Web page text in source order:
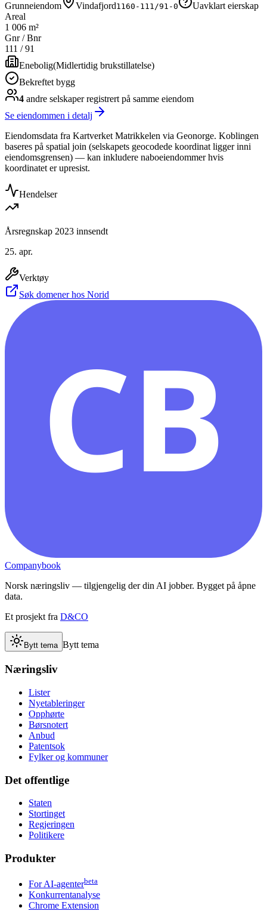
Grunneiendom
Vindafjord1160-111/91-0
Uavklart eierskap
Areal
1 006 m²
Gnr / Bnr
111 /91
Enebolig(Midlertidig brukstillatelse)
Bekreftet bygg
4 andre selskaperregistrert på samme eiendom
Se eiendommen i detalj
Eiendomsdata fra Kartverket Matrikkelen via Geonorge. Koblingen
baseres på spatial join (selskapets geocodede koordinat ligger inni
eiendomsgrensen) — kan inkludere naboeiendommer hvis
koordinatet er upresist.
Hendelser
Årsregnskap 2023 innsendt
25. apr.
Verktøy
Søk domener hos Norid
CB
Companybook
Norsk næringsliv — tilgjengelig der din AI jobber. Bygget på åpne
data.
Et prosjekt fra D&CO
Bytt tema Bytt tema
Næringsliv
Lister
Nyetableringer
Opphørte
Børsnotert
Anbud
Patentsok
Fylker og kommuner
Det offentlige
Staten
Stortinget
Regjeringen
Politikere
Produkter
For AI-agenterbeta
Konkurrentanalyse
Chrome Extension